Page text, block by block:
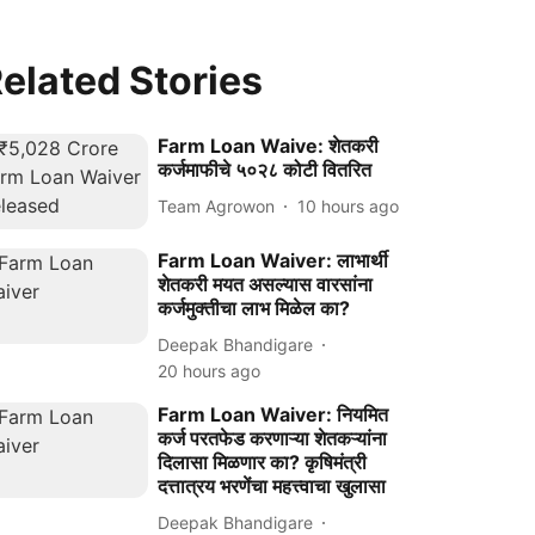
Stories
Farm Loan Waive: शेतकरी
कर्जमाफीचे ५०२८ कोटी वितरित
Team Agrowon 10 hours ago
Farm Loan Waiver: लाभार्थी
शेतकरी मयत असल्यास वारसांना
कर्जमुक्तीचा लाभ मिळेल का?
Deepak Bhandigare
20 hours ago
Farm Loan Waiver: नियमित
कर्ज परतफेड करणाऱ्या शेतकऱ्यांना
दिलासा मिळणार का? कृषिमंत्री
दत्तात्रय भरणेंचा महत्त्वाचा खुलासा
Deepak Bhandigare